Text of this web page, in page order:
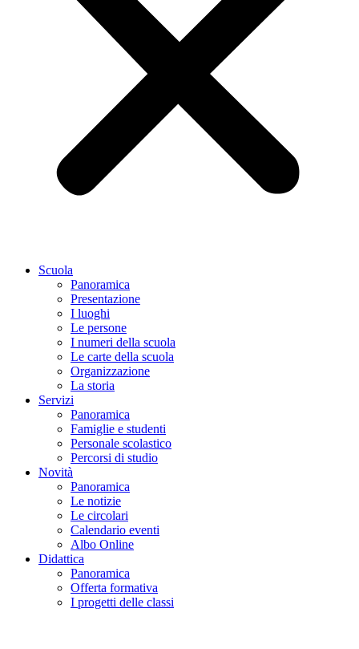
Scuola
Panoramica
Presentazione
I luoghi
Le persone
I numeri della scuola
Le carte della scuola
Organizzazione
La storia
Servizi
Panoramica
Famiglie e studenti
Personale scolastico
Percorsi di studio
Novità
Panoramica
Le notizie
Le circolari
Calendario eventi
Albo Online
Didattica
Panoramica
Offerta formativa
I progetti delle classi